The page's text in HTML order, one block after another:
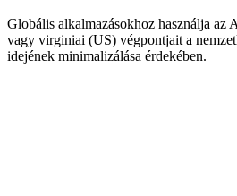
Globális alkalmazásokhoz használja az
vagy virginiai (US) végpontjait a
idejének minimalizálása érdekében.